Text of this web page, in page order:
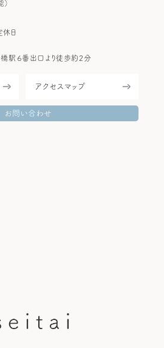
休日
駅６番出口より徒歩約2分
アクセスマップ
お問い合わせ